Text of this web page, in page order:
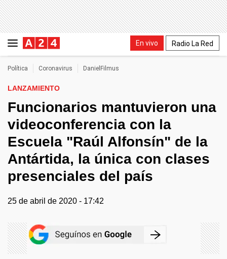
En vivo Radio La Red
Política Coronavirus DanielFilmus
LANZAMIENTO
Funcionarios mantuvieron una
videoconferencia con la
Escuela "Raúl Alfonsín" de la
Antártida, la única con clases
presenciales del país
25 de abril de 2020 - 17:42